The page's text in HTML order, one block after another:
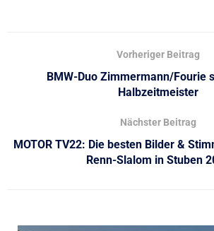
Vorheriger Beitrag
BMW-Duo Zimmermann/Fourie
Halbzeitmeister
Nächster Beitrag
MOTOR TV22: Die besten Bilder &
Renn-Slalom in Stuben